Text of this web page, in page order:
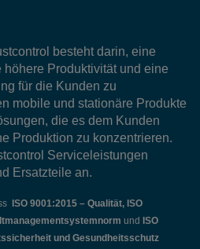
besteht darin, eine
Produktivität und eine
für die Kunden zu
mobile und stationäre Produkte
die es dem Kunden
Produktion zu konzentrieren.
Serviceleistungen
Ersatzteile an.
ISO 9001:2015 – Qualität, ISO
und ISO
und Gesundheitsschutz